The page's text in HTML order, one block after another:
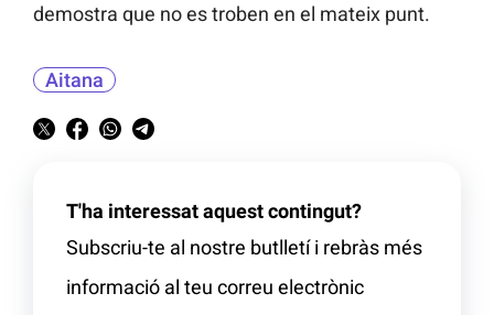
demostra que no es troben en el mateix punt.
Aitana
T'ha interessat aquest contingut?
Subscriu-te al nostre butlletí i rebràs més
informació al teu correu electrònic